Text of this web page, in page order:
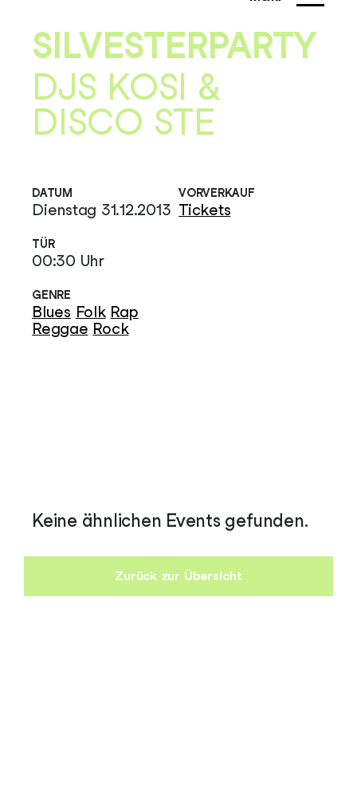
SILVESTERPARTY
DJS KOSI &
DISCO STE
DATUM
Dienstag 31.12.2013
TÜR
00:30 Uhr
GENRE
Blues Folk Rap
Reggae Rock
VORVERKAUF
Tickets
Keine ähnlichen Events gefunden.
Zurück zur Übersicht